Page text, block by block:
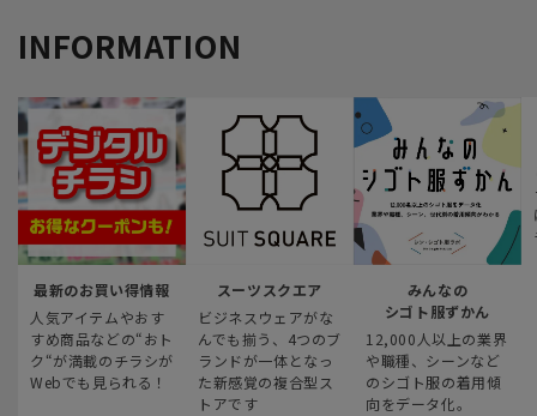
INFORMATION
最新のお買い得情報
人気アイテムやおす
すめ商品などの“おト
ク“が満載のチラシが
Webでも見られる！
スーツスクエア
ビジネスウェアがな
んでも揃う、4つのブ
ランドが一体となっ
た新感覚の複合型ス
トアです
みんなの
シゴト服ずかん
12,000人以上の業界
や職種、シーンなど
のシゴト服の着用傾
向をデータ化。